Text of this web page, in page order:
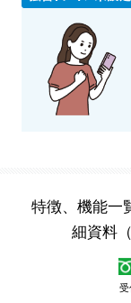
特徴、機能一
細資料
受